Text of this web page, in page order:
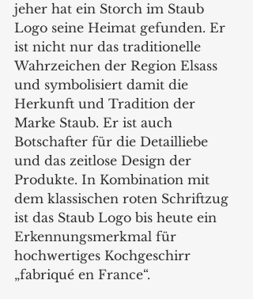
jeher hat ein Storch im Staub
Logo seine Heimat gefunden. Er
ist nicht nur das traditionelle
Wahrzeichen der Region Elsass
und symbolisiert damit die
Herkunft und Tradition der
Marke Staub. Er ist auch
Botschafter für die Detailliebe
und das zeitlose Design der
Produkte. In Kombination mit
dem klassischen roten Schriftzug
ist das Staub Logo bis heute ein
Erkennungsmerkmal für
hochwertiges Kochgeschirr
„fabriqué en France“.